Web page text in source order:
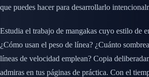
que puedes hacer para desarrollarlo
Estudia el trabajo de mangakas cuyo estilo de
¿Cómo usan el peso de línea? ¿Cuánto
líneas de velocidad emplean? Copia
admiras en tus páginas de práctica. Con el